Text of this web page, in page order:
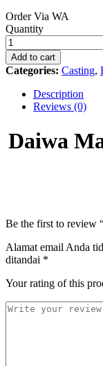
Order Via WA
Daiwa
Magoi
G
562
MHS
Quantity
Add to cart
Categories: Casting,
Description
Reviews (0)
Daiwa
Be the first to review
Alamat email Anda
ditandai *
Your rating of this